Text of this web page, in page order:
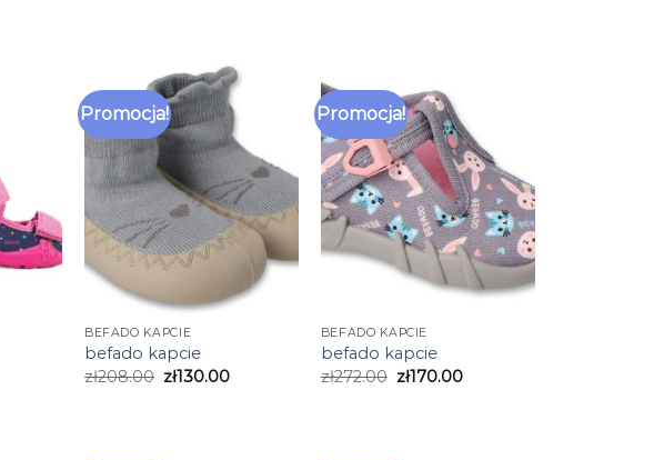
Promocja!
BEFADO KAPCIE
befado kapcie
zł208.00 zł130.00
Promocja!
BEFADO KAPCIE
befado kapcie
zł272.00 zł170.00